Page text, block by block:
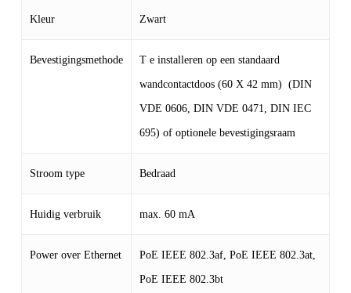
Kleur Zwart
Bevestigingsmethode T e installeren op een standaard
wandcontactdoos (60 X 42 mm) (DIN
VDE 0606, DIN VDE 0471, DIN IEC
695) of optionele bevestigingsraam
Stroom type Bedraad
Huidig verbruik max. 60 mA
Power over Ethernet PoE IEEE 802.3af, PoE IEEE 802.3at,
PoE IEEE 802.3bt